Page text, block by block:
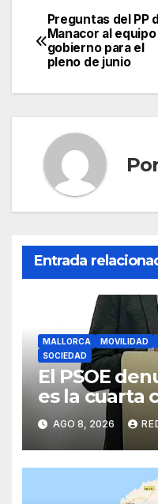
c
e
b
o
o
k
itt
er
ail
de
entradas
Preguntas del PP
Manacor al
gobierno para el
pleno de junio
Entrada
MALLORCA MOVILIDAD
SOCIEDAD
El PSOE
es la cuarta
atascos por
Galmés
AGO 8, 2026